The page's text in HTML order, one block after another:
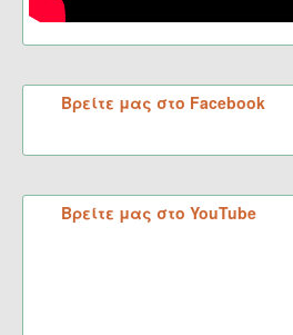
Βρείτε μας στο Facebook
Βρείτε μας στο YouTube